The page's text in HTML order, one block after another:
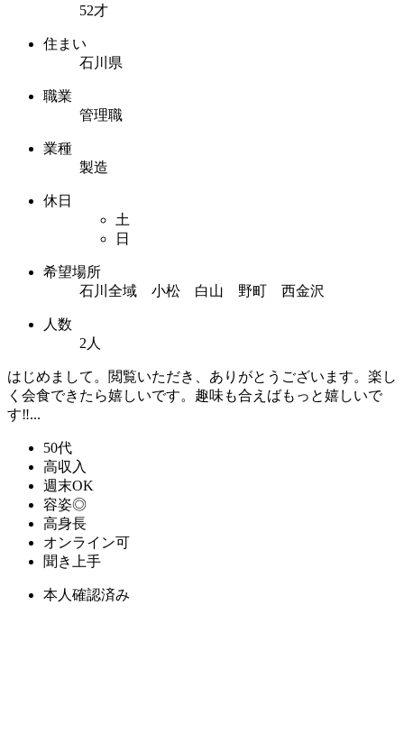
52才
住まい
石川県
職業
管理職
業種
製造
休日
土
日
希望場所
石川全域 小松 白山 野町 西金沢
人数
2人
はじめまして。閲覧いただき、ありがとうございます。楽し
く会食できたら嬉しいです。趣味も合えばもっと嬉しいで
す‼︎...
50代
高収入
週末OK
容姿◎
高身長
オンライン可
聞き上手
本人確認済み